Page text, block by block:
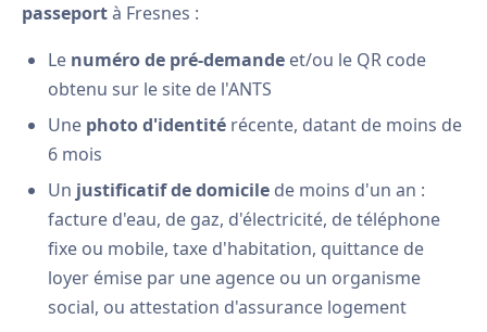
passeportà Fresnes :
Le numéro de pré-demande et/ou le QR code
obtenu sur le site de l'ANTS
Une photo d'identité récente, datant de moins de
6 mois
Un justificatif de domicile de moins d'un an :
facture d'eau, de gaz, d'électricité, de téléphone
fixe ou mobile, taxe d'habitation, quittance de
loyer émise par une agence ou un organisme
social, ou attestation d'assurance logement